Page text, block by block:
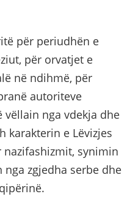
për periudhën e
për orvatjet e
në ndihmë, për
autoriteve
nga vdekja dhe
karakterin e Lëvizjes
nazifashizmit, synimin
zgjedha serbe dhe